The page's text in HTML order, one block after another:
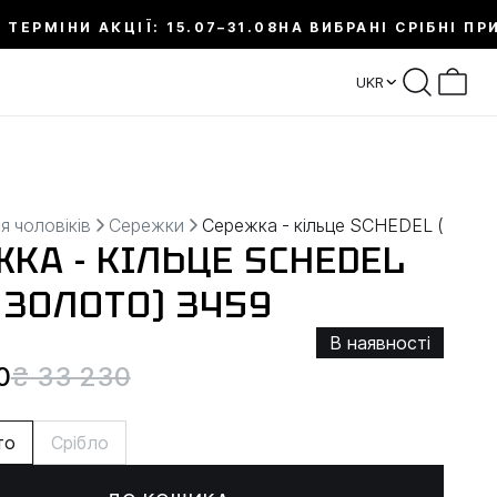
АКЦІЇ: 15.07–31.08 НА ВИБРАНІ СРІБНІ
UKR
чоловіків Сережки Сережка - кільце SCHEDEL (біле
- КІЛЬЦЕ SCHEDEL
ЗОЛОТО) 3459
В наявності
₴ 33 230
Срібло